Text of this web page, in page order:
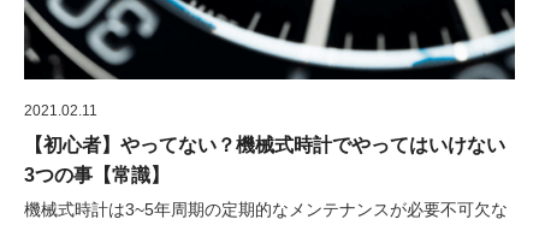
2021.02.11
【初心者】やってない？機械式時計でやってはいけない
3つの事【常識】
機械式時計は3~5年周期の定期的なメンテナンスが必要不可欠な